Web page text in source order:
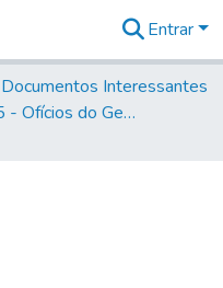
Entrar
Documentos Interessantes
Volume 85 - Ofícios do General Francisco da Cunha Menezes (Governador da Capitania): 1782- 1786